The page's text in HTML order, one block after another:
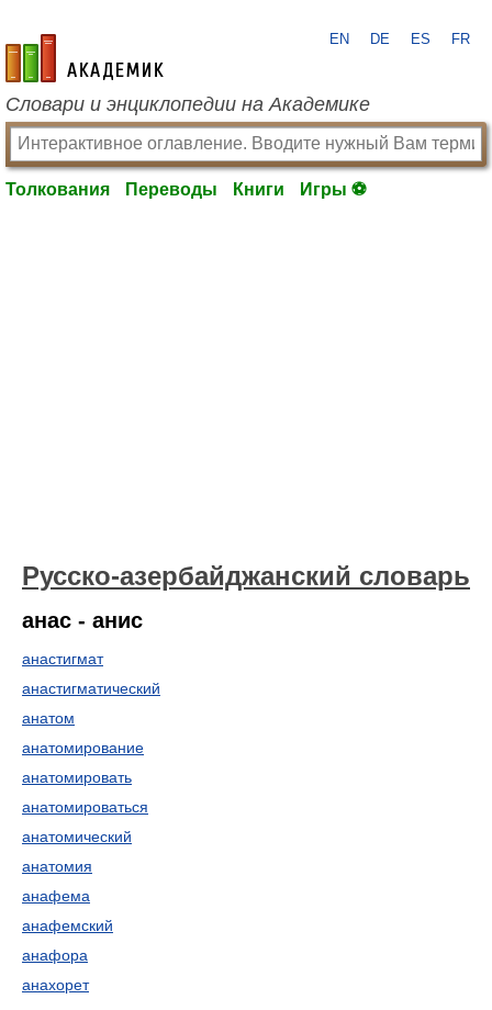
academic.ru
EN DE ES FR
Словари и энциклопедии на Академике
Толкования Переводы Книги Игры ⚽
Русско-азербайджанский словарь
анас - анис
анастигмат
анастигматический
анатом
анатомирование
анатомировать
анатомироваться
анатомический
анатомия
анафема
анафемский
анафора
анахорет